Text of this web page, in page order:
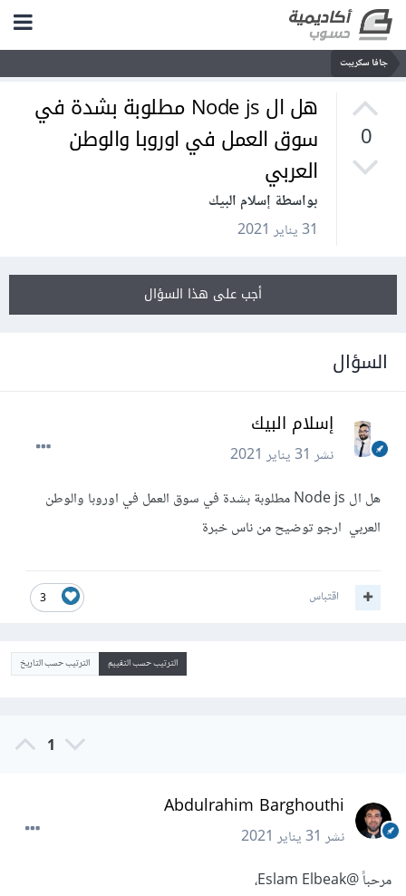
جافا سكريبت
0
هل ال Node js مطلوبة بشدة في
سوق العمل في اوروبا والوطن
العربي
بواسطة إسلام البيك
31 يناير 2021
أجب على هذا السؤال
السؤال
إسلام البيك
نشر31 يناير 2021
هل ال Node js مطلوبة بشدة في سوق العمل في اوروبا والوطن
العربي ارجو توضيح من ناس خبرة
3 اقتباس
الترتيب حسب التقييم الترتيب حسب التاريخ
1
Abdulrahim Barghouthi
نشر31 يناير 2021
مرحباً@Eslam Elbeak ،